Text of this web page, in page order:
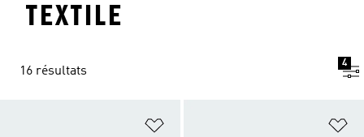
TEXTILE
16 résultats
4
Ajouter à la Liste de produits